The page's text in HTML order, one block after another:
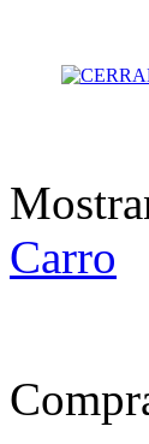
Carro